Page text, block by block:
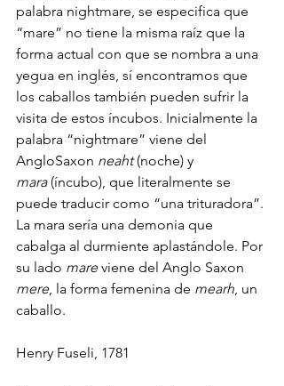
palabra nightmare, se especifica que
“mare” no tiene la misma raíz que la
forma actual con que se nombra a una
yegua en inglés, sí encontramos que
los caballos también pueden sufrir la
visita de estos íncubos. Inicialmente la
palabra “nightmare” viene del
AngloSaxon neaht (noche) y
mara (íncubo), que literalmente se
puede traducir como “una trituradora”.
La mara sería una demonia que
cabalga al durmiente aplastándole. Por
su lado mare viene del Anglo Saxon
mere, la forma femenina de mearh, un
caballo.
Henry Fuseli, 1781